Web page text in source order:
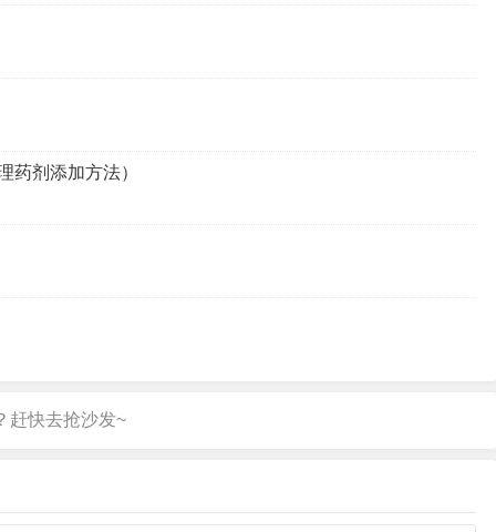
药剂添加方法）